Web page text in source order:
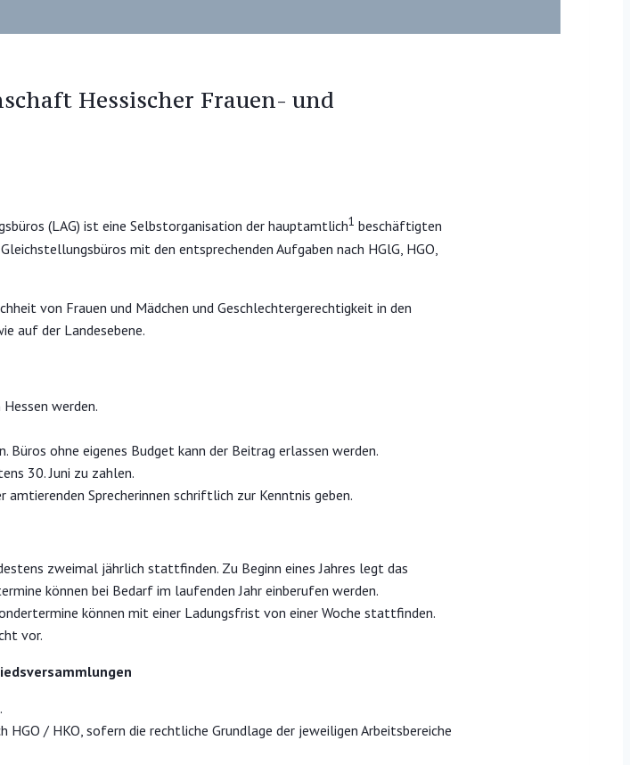
Hessischer Frauen- und
(LAG) ist eine Selbstorganisation der hauptamtlich1 beschäftigten
mit den entsprechenden Aufgaben nach HGlG, HGO,
von Frauen und Mädchen und Geschlechtergerechtigkeit in den
auf der Landesebene.
Hessen werden.
ohne eigenes Budget kann der Beitrag erlassen werden.
30. Juni zu zahlen.
Sprecherinnen schriftlich zur Kenntnis geben.
zweimal jährlich stattfinden. Zu Beginn eines Jahres legt das
können bei Bedarf im laufenden Jahr einberufen werden.
können mit einer Ladungsfrist von einer Woche stattfinden.
vor.
/ HKO, sofern die rechtliche Grundlage der jeweiligen Arbeitsbereiche